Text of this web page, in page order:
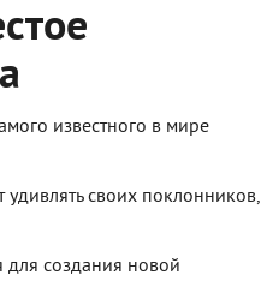
известного в мире
своих поклонников,
создания новой